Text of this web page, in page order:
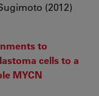
(2012)
to
cells to a
MYCN